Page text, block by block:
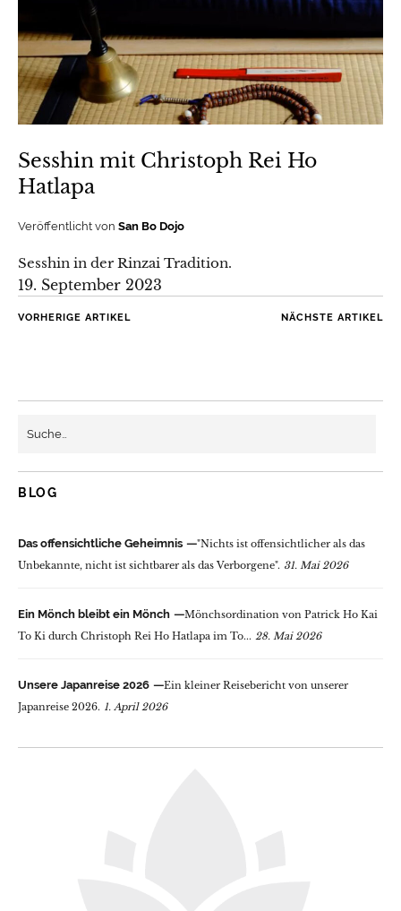
Sesshin mit Christoph Rei Ho
Hatlapa
Veröffentlicht von San Bo Dojo
Sesshin in der Rinzai Tradition.
19. September 2023
VORHERIGE ARTIKEL NÄCHSTE ARTIKEL
BLOG
Das offensichtliche Geheimnis
"Nichts ist offensichtlicher als das
Unbekannte, nicht ist sichtbarer als das Verborgene". 31. Mai 2026
Ein Mönch bleibt ein Mönch
Mönchsordination von Patrick Ho Kai
To Ki durch Christoph Rei Ho Hatlapa im To... 28. Mai 2026
Unsere Japanreise 2026
Ein kleiner Reisebericht von unserer
Japanreise 2026. 1. April 2026